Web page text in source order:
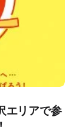
エリアで参